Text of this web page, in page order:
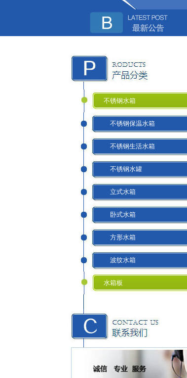
不锈钢水箱
不锈钢保温水箱
不锈钢生活水箱
不锈钢水罐
立式水箱
卧式水箱
方形水箱
波纹水箱
水箱板